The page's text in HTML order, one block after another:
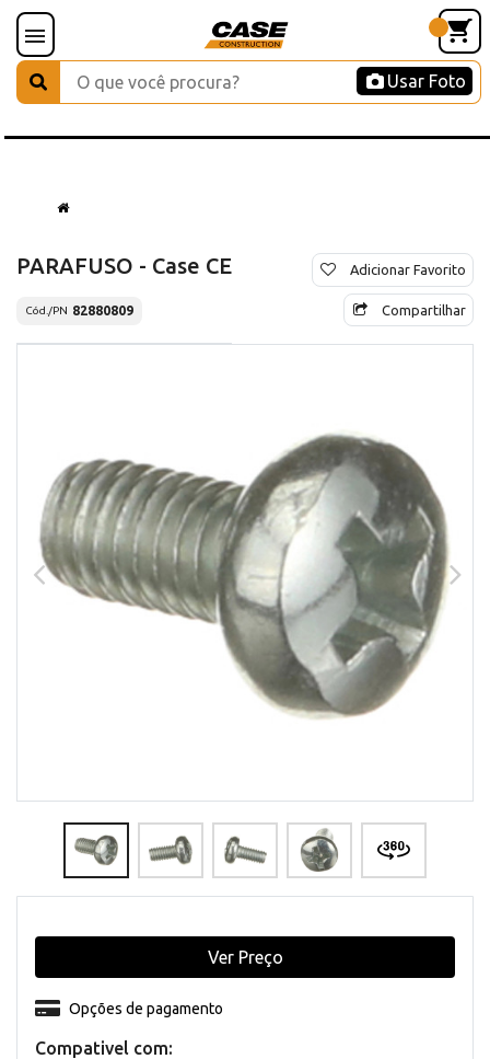
Usar Foto
PARAFUSO - Case CE
Cód./PN 82880809
Adicionar Favorito
Compartilhar
Compativel com:
Opções de pagamento
Ver Preço